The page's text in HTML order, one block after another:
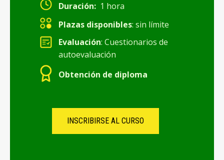
Duración: 1 hora
Plazas disponibles: sin límite
Evaluación: Cuestionarios de
autoevaluación
Obtención de diploma
INSCRIBIRSE AL CURSO